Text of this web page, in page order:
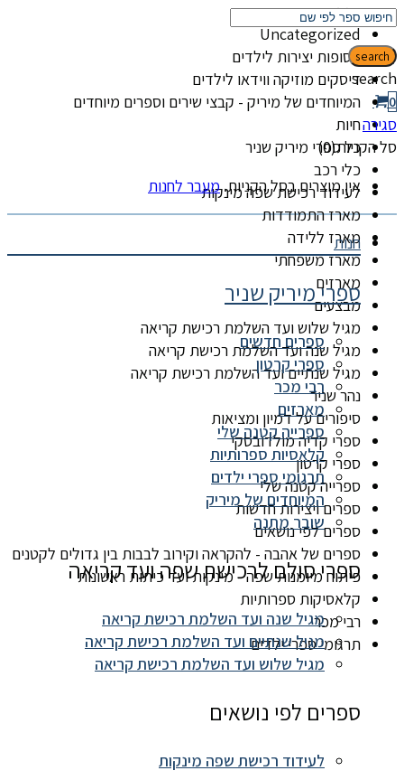
קטגוריות
Uncategorized
אסופות יצירות לילדים
דיסקים מוזיקה ווידאו לילדים
המיוחדים של מיריק - קבצי שירים וספרים מיוחדים
חיות
כל ספרי מיריק שניר
כלי רכב
לעידוד רכישת שפה מינקות
מארז התמודדות
מארז ללידה
מארז משפחתי
מארזים
מבצעים
מגיל שלוש ועד השלמת רכישת קריאה
מגיל שנה ועד השלמת רכישת קריאה
מגיל שנתיים ועד השלמת רכישת קריאה
נהר שניר
סיפורים על דמיון ומציאות
ספרי קדיה מולדובסקי
ספרי קרטון
ספרייה קטנה שלי
ספרים ויצירות חדשות
ספרים לפי נושאים
ספרים של אהבה - להקראה וקירוב לבבות בין גדולים לקטנים
פיתוח מיומנות שפה - מינקות ועד כיתות ראשונות
קלאסיקות ספרותיות
רבי מכר
תרגומי ספרי ילדים
search
search
0
סגירה
סל הקניות(0)
אין מוצרים בסל הקניות. מעבר לחנות
חנות
ספרי מיריק שניר
ספרים חדשים
ספרי קרטון
רבי מכר
מארזים
ספרייה קטנה שלי
קלאסיות ספרותיות
תרגומי ספרי ילדים
המיוחדים של מיריק
שובר מתנה
ספרי סולם לרכישת שפה ועד קריאה
מגיל שנה ועד השלמת רכישת קריאה
מגיל שנתיים ועד השלמת רכישת קריאה
מגיל שלוש ועד השלמת רכישת קריאה
ספרים לפי נושאים
לעידוד רכישת שפה מינקות